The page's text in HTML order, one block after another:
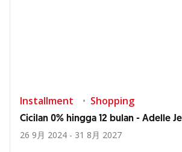
Installment Shopping
Cicilan 0% hingga 12 bulan - Adelle
26 9月 2024 - 31 8月 2027